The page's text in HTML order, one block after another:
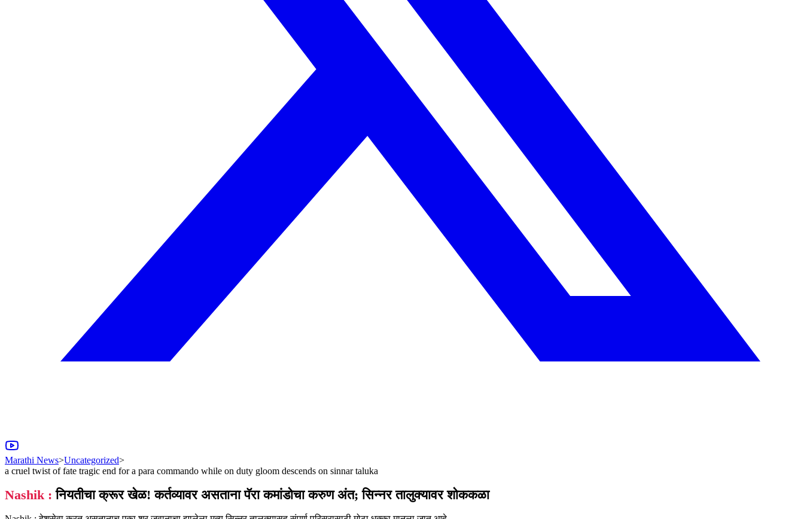
Marathi News>Uncategorized>
a cruel twist of fate tragic end for a para commando while on duty gloom descends on sinnar taluka
Nashik : नियतीचा क्रूर खेळ! कर्तव्यावर असताना पॅरा कमांडोचा करुण अंत; सिन्नर तालुक्यावर शोककळा